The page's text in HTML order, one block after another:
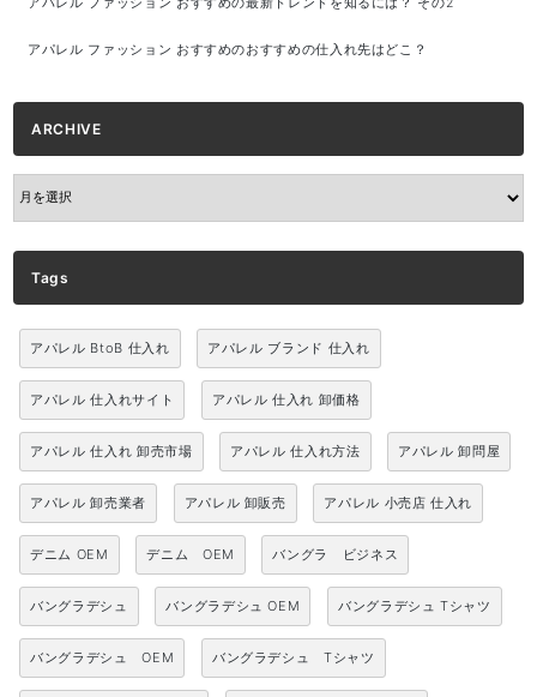
アパレル ファッション おすすめの最新トレンドを知るには？ その2
アパレル ファッション おすすめのおすすめの仕入れ先はどこ？
ARCHIVE
ARCHIVE
Tags
アパレル BtoB 仕入れ アパレル ブランド 仕入れ
アパレル 仕入れサイト アパレル 仕入れ 卸価格
アパレル 仕入れ 卸売市場 アパレル 仕入れ方法 アパレル 卸問屋
アパレル 卸売業者 アパレル 卸販売 アパレル 小売店 仕入れ
デニム OEM デニム OEM バングラ ビジネス
バングラデシュ バングラデシュ OEM バングラデシュ Tシャツ
バングラデシュ OEM バングラデシュ Tシャツ